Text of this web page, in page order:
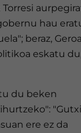
Torresi
hau
beraz,
eskatu
du beken
ere ez da